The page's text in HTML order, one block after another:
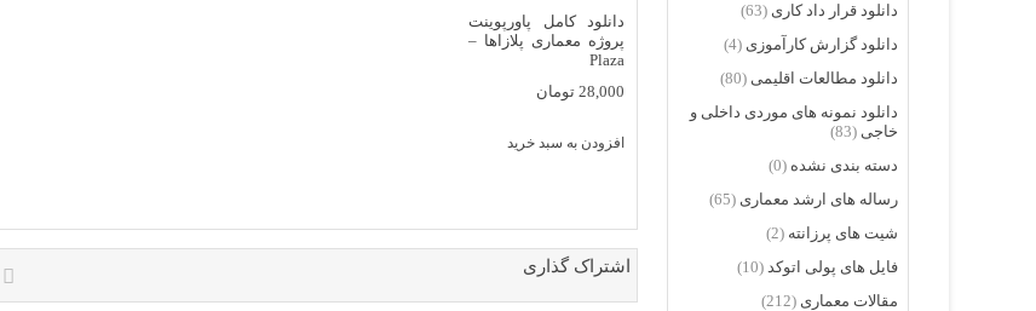
دانلود کامل پاورپوینت
پروژه معماری پلازاها –
Plaza
28,000 تومان
افزودن به سبد خرید
اشتراک گذاری
دانلود قرار داد کاری (63)
دانلود گزارش کارآموزی (4)
دانلود مطالعات اقلیمی (80)
دانلود نمونه های موردی داخلی و
خاجی (83)
دسته بندی نشده (0)
رساله های ارشد معماری (65)
شیت های پرزانته (2)
فایل های پولی اتوکد (10)
مقالات معماری (212)